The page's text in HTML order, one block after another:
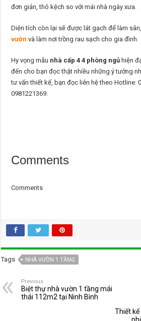
đơn giản, thô kệch so với mái nhà ngày xưa.
Diện tích còn lại sẽ được lát gạch để làm
vườn và làm nơi trồng rau sạch cho gia đình.
Hy vọng mẫu nhà cấp 4 4 phòng ngủ hiện
đến cho bạn đọc thật nhiều những ý tưởng
tư vấn thiết kế, bạn đọc liên hệ theo Hotline:
0981221369.
Comments
Comments
Tags NHÀ VƯỜN 1 TẦNG
Previous
Biệt thự nhà vườn 1 tầng mái
thái 112m2 tại Ninh Bình
Thiết